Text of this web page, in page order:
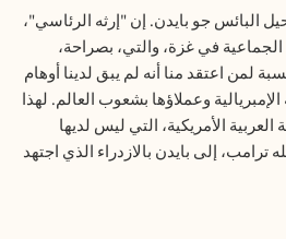
البائس جو بايدن. إن "إرثه الرئاسي"،
في غزة، والتي، بصراحة،
لمن اعتقد منا أنه لم يبق لدينا أوهام
وعملاؤها بشعوب العالم. لهذا
الأمريكية، التي ليس لديها
ترامب، إلى بايدن بالازدراء الذي اجتهد